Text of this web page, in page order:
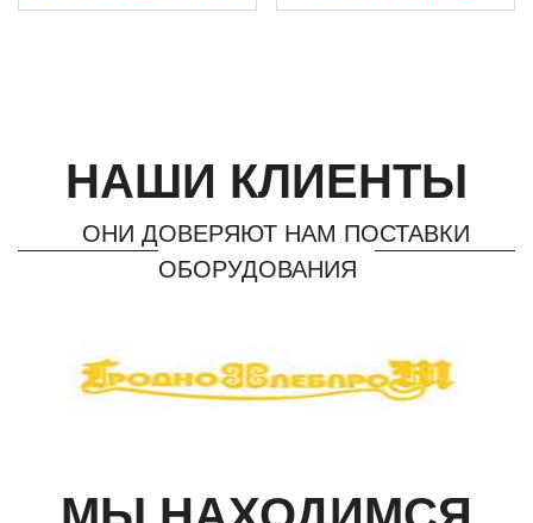
НАШИ КЛИЕНТЫ
ОНИ ДОВЕРЯЮТ НАМ ПОСТАВКИ
ОБОРУДОВАНИЯ